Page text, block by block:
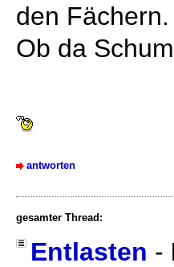
den Fächern.
Ob da
antworten
gesamter Thread:
Entlasten -